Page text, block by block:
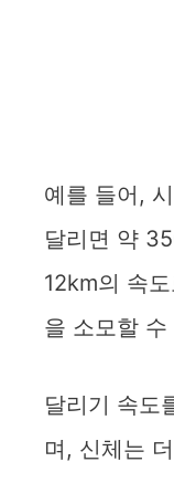
예를 들어,
달리면 약
12km의 속
을 소모할 수
달리기 속도
며, 신체는